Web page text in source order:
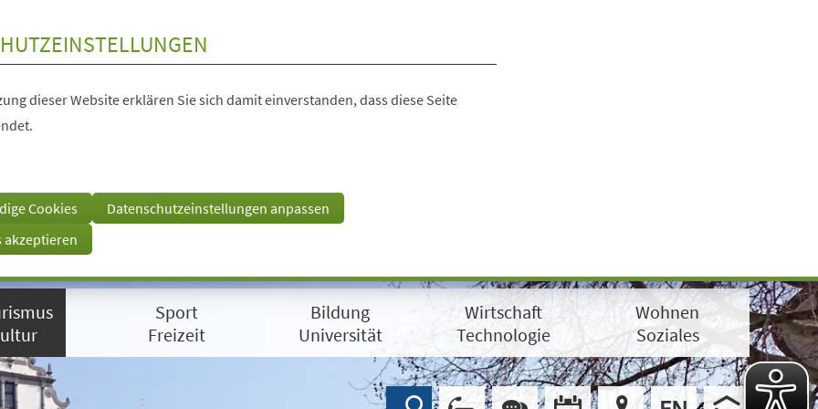
dieser Website erklären Sie sich damit einverstanden, dass diese Seite
Cookies
Datenschutzeinstellungen anpassen
akzeptieren
Sport
Freizeit
Bildung
Universität
Wirtschaft
Technologie
Wohnen
Soziales